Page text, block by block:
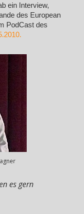
ein Interview,
des European
PodCast des
es gern